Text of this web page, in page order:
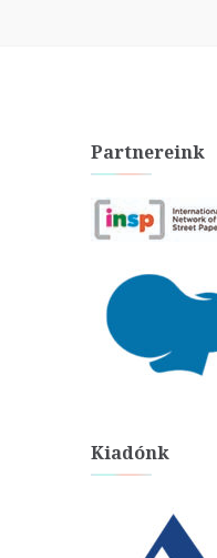
Partnereink
Kiadónk